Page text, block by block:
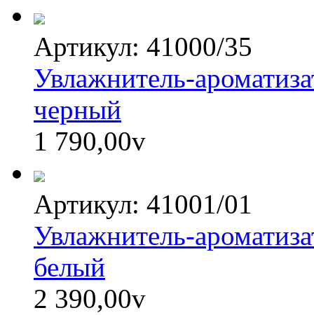
Артикул: 41000/35
Увлажнитель-
черный
1 790,00v
Артикул: 41001/01
Увлажнитель-
белый
2 390,00v